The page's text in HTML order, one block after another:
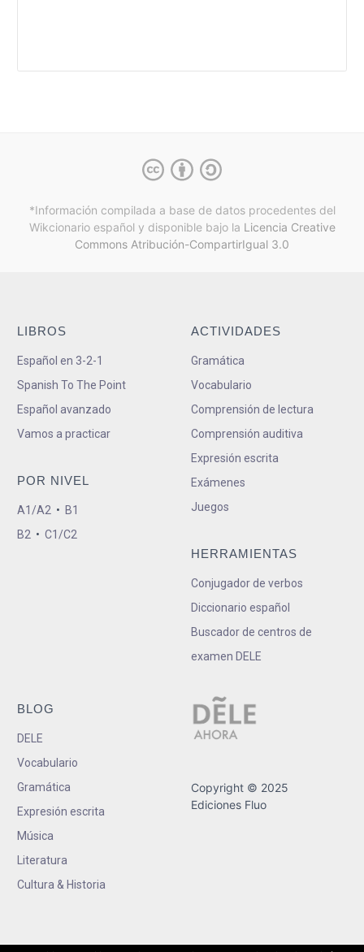
*Información compilada a base de datos procedentes del
Wikcionario español y disponible bajo la Licencia Creative
Commons Atribución-CompartirIgual 3.0
LIBROS
Español en 3-2-1
Spanish To The Point
Español avanzado
Vamos a practicar
POR NIVEL
A1/A2 • B1
B2 • C1/C2
ACTIVIDADES
Gramática
Vocabulario
Comprensión de lectura
Comprensión auditiva
Expresión escrita
Exámenes
Juegos
HERRAMIENTAS
Conjugador de verbos
Diccionario español
Buscador de centros de
examen DELE
BLOG
DELE
Vocabulario
Gramática
Expresión escrita
Música
Literatura
Cultura & Historia
Copyright © 2025
Ediciones Fluo